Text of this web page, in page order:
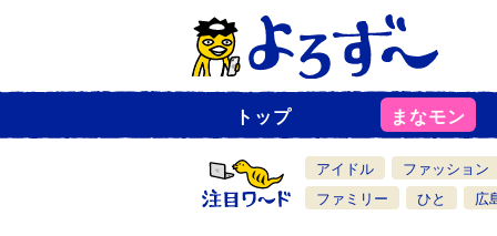
ュ
一
覧
トップ まなモン
アイドル
ファッション
ファミリー
ひと 広